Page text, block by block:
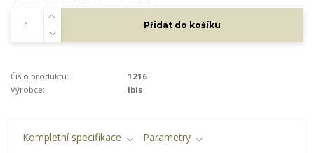
Přidat do košíku
Číslo produktu:
1216
Výrobce:
Ibis
Kompletní specifikace
Parametry